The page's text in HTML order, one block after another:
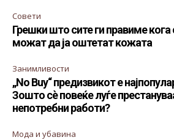
Совети
Грешки што сите ги правиме кога
можат да ја оштетат кожата
Занимливости
„No Buy“ предизвикот е
Зошто сè повеќе луѓе
непотребни работи?
Мода и убавина